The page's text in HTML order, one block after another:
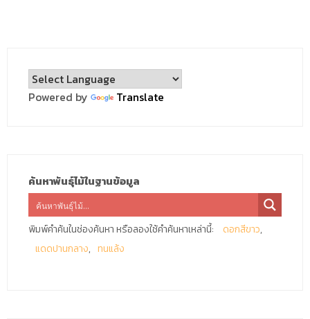
Powered by Translate
ค้นหาพันธุ์ไม้ในฐานข้อมูล
พิมพ์คำค้นในช่องค้นหา หรือลองใช้คำค้นหาเหล่านี้:
ดอกสีขาว
แดดปานกลาง
ทนแล้ง